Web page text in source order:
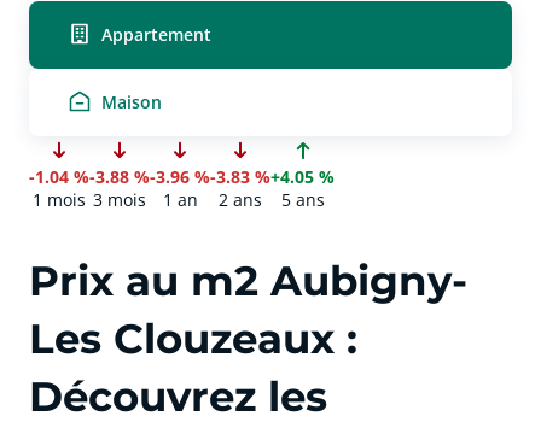
Appartement
Maison
-1.04 %
1 mois
-3.88 %
3 mois
-3.96 %
1 an
-3.83 %
2 ans
+4.05 %
5 ans
Prix au m2 Aubigny-
Les Clouzeaux :
Découvrez les